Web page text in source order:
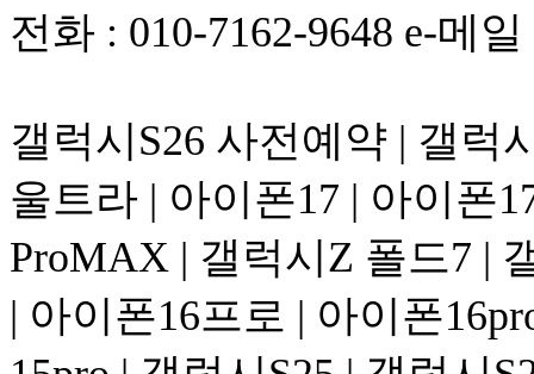
전화 : 010-7162-9648 e-메
갤럭시S26 사전예약 | 갤럭
울트라 | 아이폰17 | 아이폰
ProMAX | 갤럭시Z 폴드7 |
| 아이폰16프로 | 아이폰